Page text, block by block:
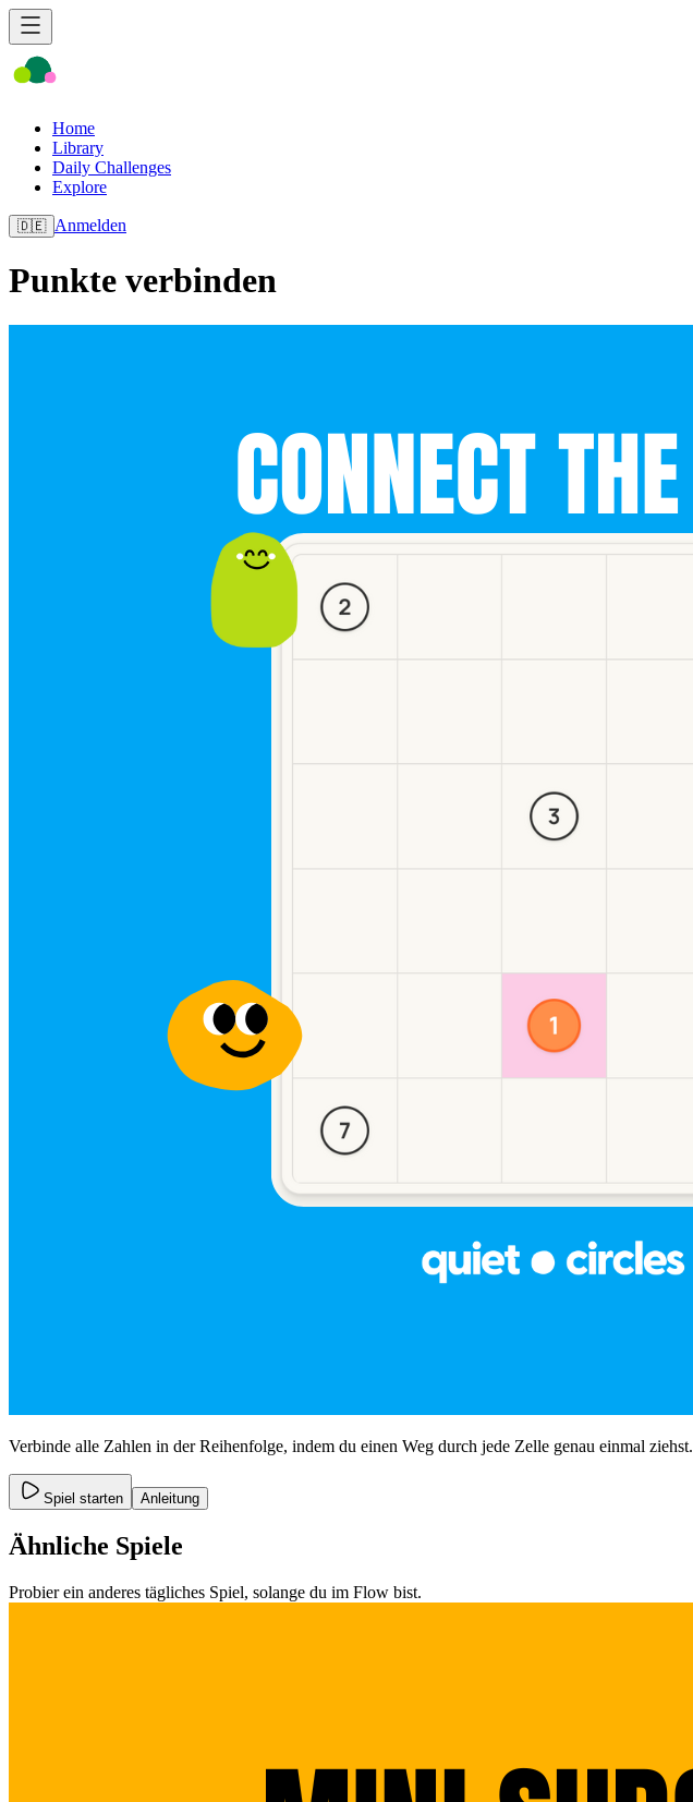
Home
Library
Daily Challenges
Explore
🇩🇪 Anmelden
Punkte verbinden
Verbinde alle Zahlen in der Reihenfolge, indem du einen Weg durch jede Zelle genau einmal ziehst.
Spiel starten Anleitung
Ähnliche Spiele
Probier ein anderes tägliches Spiel, solange du im Flow bist.